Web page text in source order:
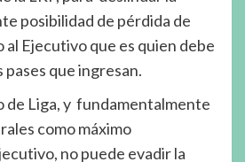
posibilidad de pérdida de
Ejecutivo que es quien debe
que ingresan.
de Liga, y fundamentalmente
como máximo
no puede evadir la